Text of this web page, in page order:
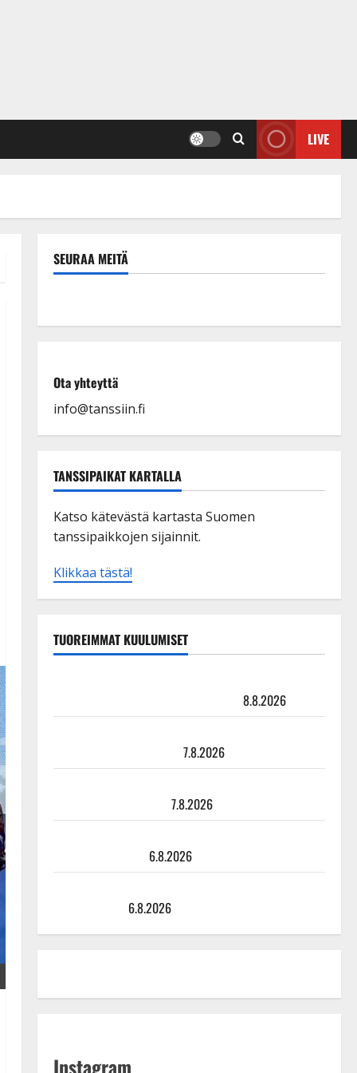
LIVE
SEURAA MEITÄ
Ota yhteyttä
info@tanssiin.fi
TANSSIPAIKAT KARTALLA
Katso kätevästä kartasta Suomen
tanssipaikkojen sijainnit.
Klikkaa tästä!
TUOREIMMAT KUULUMISET
8.8.2026
7.8.2026
7.8.2026
6.8.2026
6.8.2026
Instagram